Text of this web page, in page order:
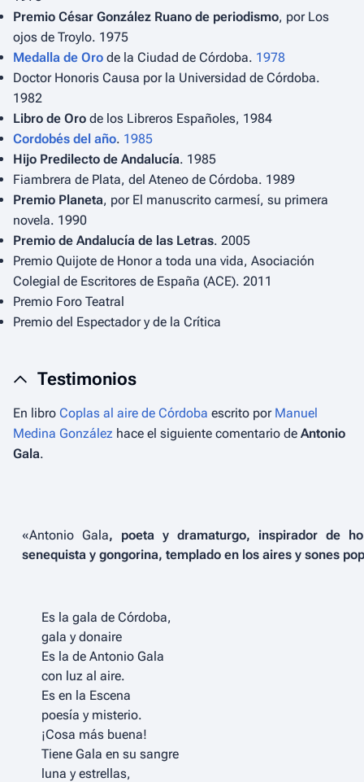
Premio César González Ruano de periodismo, por Los
ojos de Troylo. 1975
Medalla de Oro de la Ciudad de Córdoba. 1978
Doctor Honoris Causa por la Universidad de Córdoba.
1982
Libro de Oro de los Libreros Españoles, 1984
Cordobés del año. 1985
Hijo Predilecto de Andalucía. 1985
Fiambrera de Plata, del Ateneo de Córdoba. 1989
Premio Planeta, por El manuscrito carmesí, su primera
novela. 1990
Premio de Andalucía de las Letras. 2005
Premio Quijote de Honor a toda una vida, Asociación
Colegial de Escritores de España (ACE). 2011
Premio Foro Teatral
Premio del Espectador y de la Crítica
Testimonios
En libro Coplas al aire de Córdoba escrito por Manuel
Medina González hace el siguiente comentario de Antonio
Gala.
«Antonio Gala, poeta y dramaturgo, inspirador de
senequista y gongorina, templado en los aires y sones
Es la gala de Córdoba,
gala y donaire
Es la de Antonio Gala
con luz al aire.
Es en la Escena
poesía y misterio.
¡Cosa más buena!
Tiene Gala en su sangre
luna y estrellas,